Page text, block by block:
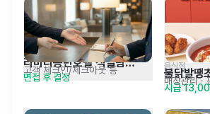
라마다동탄호텔 객실팀
(프론트) 정규직 채용
고객 체크인/체크아웃 등
면접 후 결정
음식점
불닭발땡
광교중앙
매장관리 ·
시급